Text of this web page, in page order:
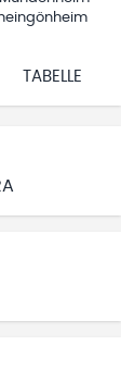
TABELLE